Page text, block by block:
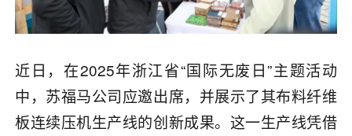
近日，在2025年浙江省“国际无废日”主题活动
中，苏福马公司应邀出席，并展示了其布料纤维
板连续压机生产线的创新成果。这一生产线凭借